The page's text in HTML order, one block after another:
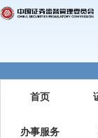
首页
办事服务